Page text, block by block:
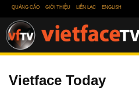
QUẢNG CÁO GIỚI THIỆU LIÊN LẠC ENGLISH
Vietface Today